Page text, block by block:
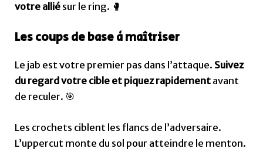
votre allié sur le ring. 🥊
Les coups de base à maîtriser
Le jab est votre premier pas dans l’attaque. Suivez
du regard votre cible et piquez rapidement avant
de reculer. 🎯
Les crochets ciblent les flancs de l’adversaire.
L’uppercut monte du sol pour atteindre le menton.